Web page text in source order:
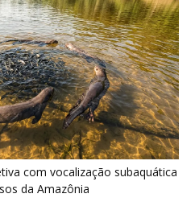
Tametara mirim reescreve a